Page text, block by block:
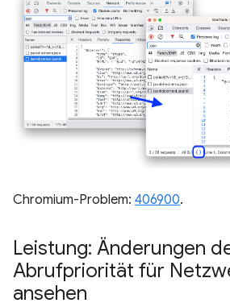
Chromium-Problem: 406900.
Leistung: Änderungen
Abrufpriorität für
ansehen